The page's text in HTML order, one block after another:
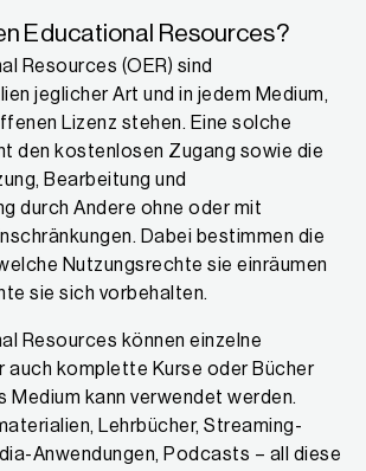
Educational Resources?
Resources (OER) sind
jeglicher Art und in jedem Medium,
Lizenz stehen. Eine solche
den kostenlosen Zugang sowie die
Bearbeitung und
durch Andere ohne oder mit
Dabei bestimmen die
Nutzungsrechte sie einräumen
sie sich vorbehalten.
Resources können einzelne
auch komplette Kurse oder Bücher
Medium kann verwendet werden.
Lehrbücher, Streaming-
Anwendungen, Podcasts – all diese